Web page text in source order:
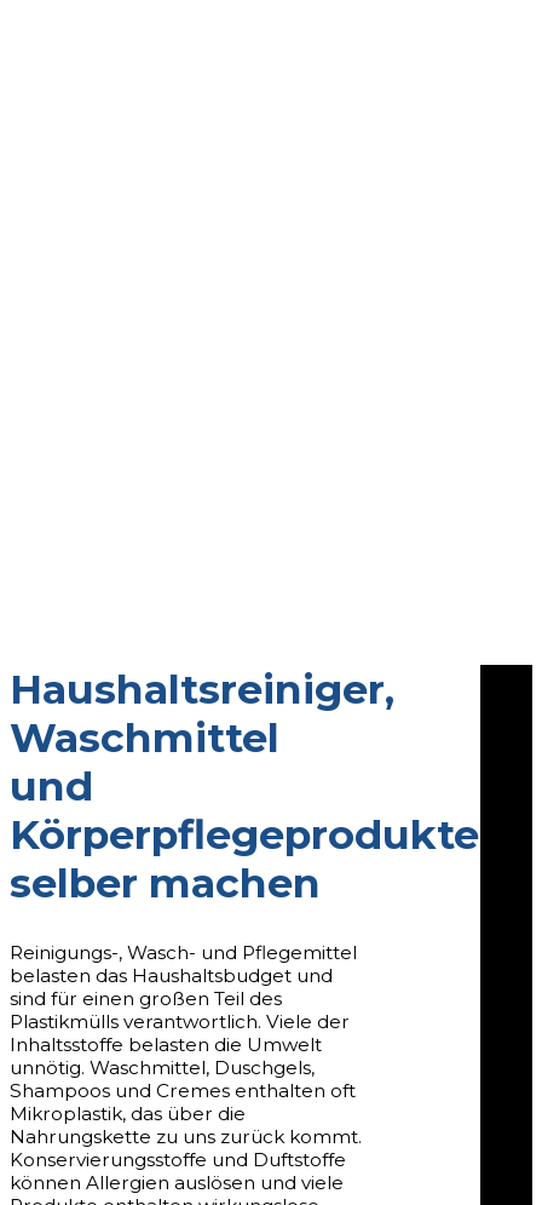
Haushaltsreiniger,
Waschmittel
und
Körperpflegeprodukte
selber machen
Reinigungs-, Wasch- und Pflegemittel
belasten das Haushaltsbudget und
sind für einen großen Teil des
Plastikmülls verantwortlich. Viele der
Inhaltsstoffe belasten die Umwelt
unnötig. Waschmittel, Duschgels,
Shampoos und Cremes enthalten oft
Mikroplastik, das über die
Nahrungskette zu uns zurück kommt.
Konservierungsstoffe und Duftstoffe
können Allergien auslösen und viele